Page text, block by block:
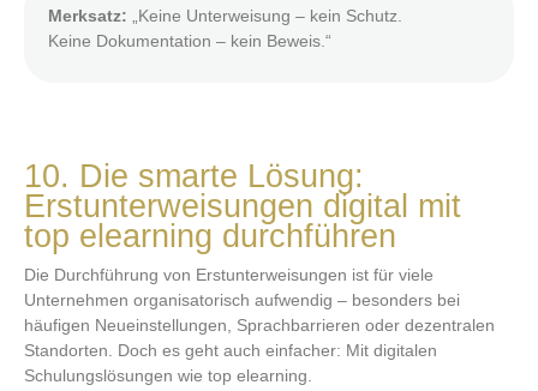
Merksatz: „Keine Unterweisung – kein Schutz.
Keine Dokumentation – kein Beweis.“
10. Die smarte Lösung:
Erstunterweisungen digital mit
top elearning durchführen
Die Durchführung von Erstunterweisungen ist für viele
Unternehmen organisatorisch aufwendig – besonders bei
häufigen Neueinstellungen, Sprachbarrieren oder dezentralen
Standorten. Doch es geht auch einfacher: Mit digitalen
Schulungslösungen wie top elearning.